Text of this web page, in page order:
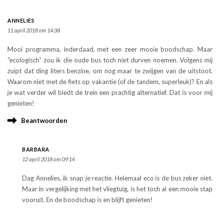
ANNELIES
11 april 2018 om 14:38
Mooi programma, inderdaad, met een zeer mooie boodschap. Maar
“ecologisch” zou ik die oude bus toch niet durven noemen. Volgens mij
zuipt dat ding liters benzine, om nog maar te zwijgen van de uitstoot.
Waarom niet met de fiets op vakantie (of de tandem, superleuk)? En als
je wat verder wil biedt de trein een prachtig alternatief. Dat is voor mij
genieten!
Beantwoorden
BARBARA
12 april 2018 om 09:14
Dag Annelies, ik snap je reactie. Helemaal eco is de bus zeker niet.
Maar in vergelijking met het vliegtuig, is het toch al een mooie stap
vooruit. En de boodschap is en blijft genieten!